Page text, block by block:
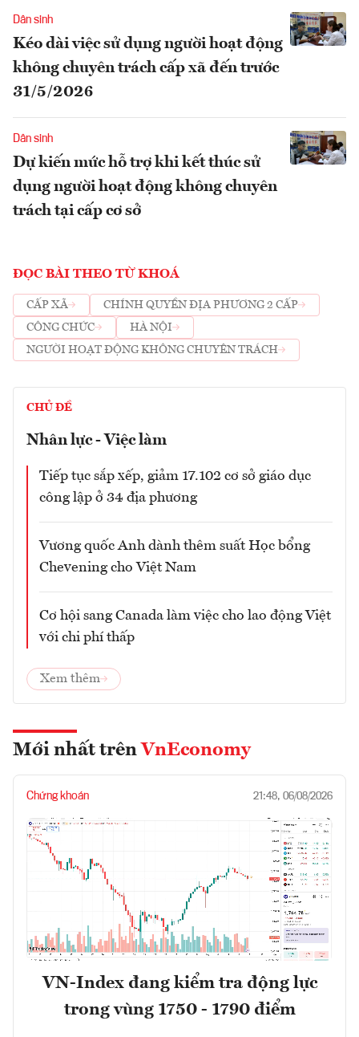
Dân sinh
Kéo dài việc sử dụng người hoạt động
không chuyên trách cấp xã đến trước
31/5/2026
Dân sinh
Dự kiến mức hỗ trợ khi kết thúc sử
dụng người hoạt động không chuyên
trách tại cấp cơ sở
ĐỌC BÀI THEO TỪ KHOÁ
CẤP XÃ
CHÍNH QUYỀN ĐỊA PHƯƠNG 2 CẤP
CÔNG CHỨC
HÀ NỘI
NGƯỜI HOẠT ĐỘNG KHÔNG CHUYÊN TRÁCH
CHỦ ĐỀ
Nhân lực - Việc làm
Tiếp tục sắp xếp, giảm 17.102 cơ sở giáo dục
công lập ở 34 địa phương
Vương quốc Anh dành thêm suất Học bổng
Chevening cho Việt Nam
Cơ hội sang Canada làm việc cho lao động Việt
với chi phí thấp
Xem thêm
Mới nhất trên VnEconomy
Chứng khoán 21:48, 06/08/2026
VN-Index đang kiểm tra động lực
trong vùng 1750 - 1790 điểm